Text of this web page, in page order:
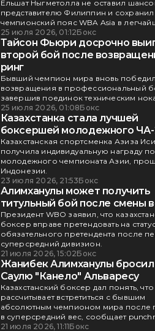
Ельшат Ныгметолла не оставил
представителю Филиппин и сохранил
чемпионский пояс WBA Asia в
25 июля 2026, 01:12Бокс
Тайсон Фьюри досрочно
второй бой после
ринг
Бывший чемпион мира вновь
возвращения в профессиональный
завершив поединок техническим
25 июля 2026, 01:08Бокс
Казахстанка стала лучшей
боксершей молодежного ЧА-
Казахстанская спортсменка Азиза
получила индивидуальную награду
молодежного чемпионата Азии,
Индонезии.
23 июля 2026, 21:53Бокс
Алимханулы может получить
титульный бой после смены
Президент WBO заявил, что
боксер вправе претендовать на
обязательного претендента после
суперсредний дивизион.
21 июля 2026, 15:02Бокс
Жанибек Алимханулы
Саулю "Канело" Альваресу
Казахстанский боксер дал понять, что
рассчитывает встретиться с бывшим
абсолютным чемпионом мира после
в суперсредний вес, сообщает
21 июля 2026, 11:11Бокс